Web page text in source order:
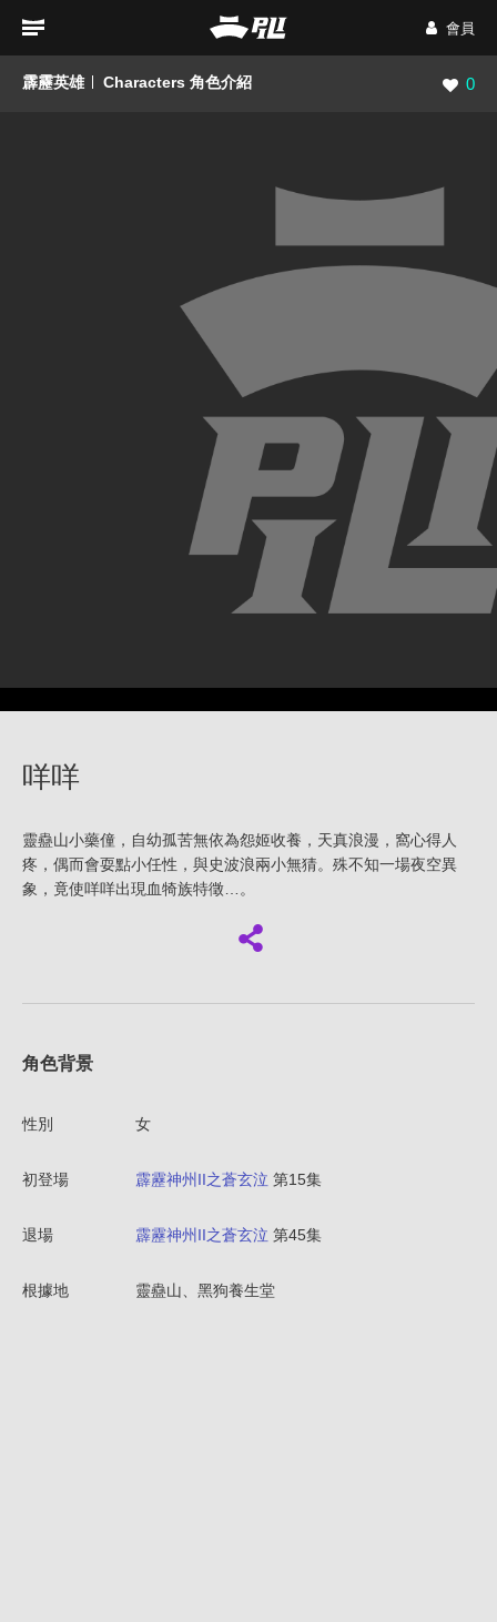
會員
霹靂英雄 Characters 角色介紹 瀏覽
0
咩咩
靈蠱山小藥僮，自幼孤苦無依為怨姬收養，天真浪漫，窩心得人
疼，偶而會耍點小任性，與史波浪兩小無猜。殊不知一場夜空異
象，竟使咩咩出現血犄族特徵…。
角色背景
性別 女
初登場 霹靂神州II之蒼玄泣 第15集
退場 霹靂神州II之蒼玄泣 第45集
根據地 靈蠱山、黑狗養生堂